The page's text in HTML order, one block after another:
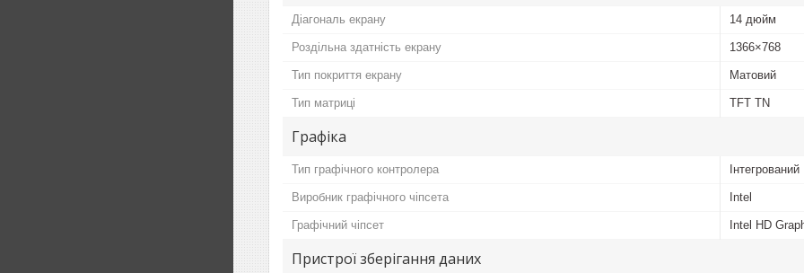
Діагональ екрану 14 дюйм
Роздільна здатність екрану 1366×768
Тип покриття екрану Матовий
Тип матриці TFT TN
Графіка
Тип графічного контролера Інтегрований
Виробник графічного чіпсета Intel
Графічний чіпсет Intel HD
Пристрої зберігання даних